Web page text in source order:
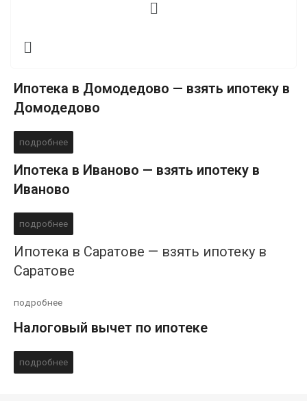
Ипотека в Домодедово — взять ипотеку в
Домодедово
подробнее
Ипотека в Иваново — взять ипотеку в
Иваново
подробнее
Ипотека в Саратове — взять ипотеку в
Саратове
подробнее
Налоговый вычет по ипотеке
подробнее